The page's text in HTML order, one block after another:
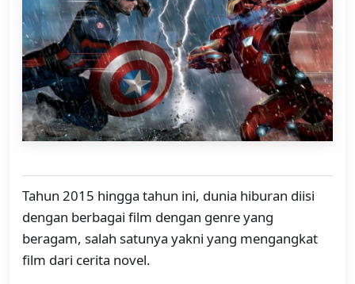
Tahun 2015 hingga tahun ini, dunia hiburan diisi
dengan berbagai film dengan genre yang
beragam, salah satunya yakni yang mengangkat
film dari cerita novel.